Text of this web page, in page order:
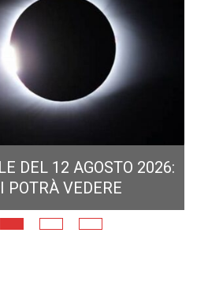
DEL 12 AGOSTO 2026:
POTRÀ VEDERE